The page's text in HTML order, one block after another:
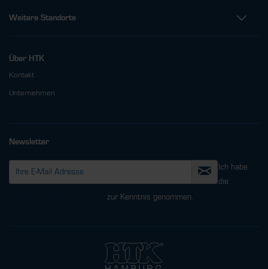
Weitere Standorte
Über HTK
Kontakt
Unternehmen
Newsletter
Ich habe
die
zur Kenntnis genommen.